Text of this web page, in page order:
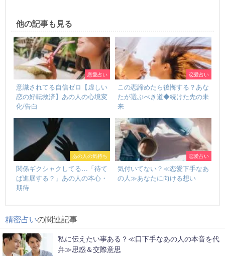
他の記事も見る
恋愛占い
意識されてる自信ゼロ【虚しい
恋の好転救済】あの人の心境変
化/告白
恋愛占い
この恋諦めたら後悔する？あな
たが選ぶべき道◆続けた先の未
来
あの人の気持ち
関係ギクシャクしてる…「待て
ば進展する？」あの人の本心・
期待
恋愛占い
気付いてない？≪恋愛下手なあ
の人≫あなたに向ける想い
精密占いの関連記事
私に伝えたい事ある？≪口下手なあの人の本音を代
弁≫思惑＆交際意思